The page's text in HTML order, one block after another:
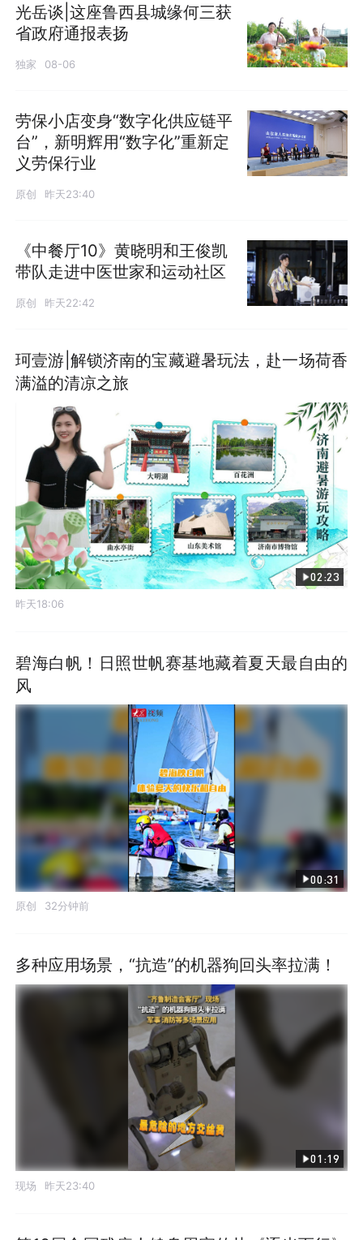
光岳谈|这座鲁西县城缘何三获
省政府通报表扬
独家 08-06
劳保小店变身“数字化供应链平
台”，新明辉用“数字化”重新定
义劳保行业
原创 昨天23:40
《中餐厅10》黄晓明和王俊凯
带队走进中医世家和运动社区
原创 昨天22:42
珂壹游|解锁济南的宝藏避暑玩法，赴一场荷香
满溢的清凉之旅
02:23
昨天18:06
碧海白帆！日照世帆赛基地藏着夏天最自由的
风
00:31
原创 32分钟前
多种应用场景，“抗造”的机器狗回头率拉满！
01:19
现场 昨天23:40